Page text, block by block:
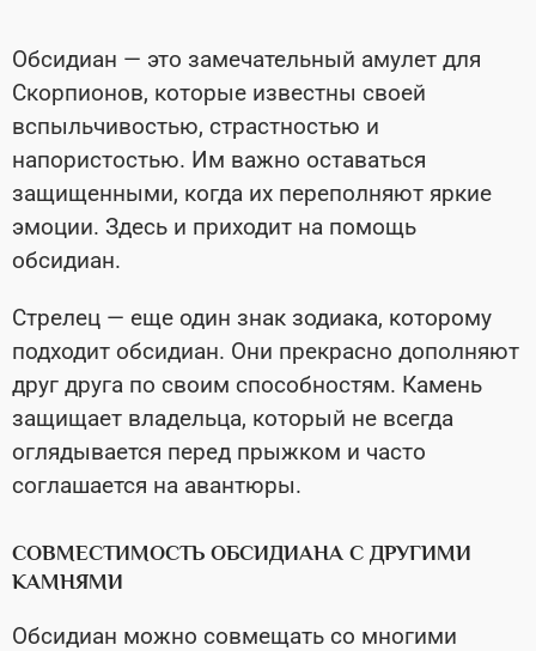
Обсидиан — это замечательный амулет для
Скорпионов, которые известны своей
вспыльчивостью, страстностью и
напористостью. Им важно оставаться
защищенными, когда их переполняют яркие
эмоции. Здесь и приходит на помощь
обсидиан.
Стрелец — еще один знак зодиака, которому
подходит обсидиан. Они прекрасно дополняют
друг друга по своим способностям. Камень
защищает владельца, который не всегда
оглядывается перед прыжком и часто
соглашается на авантюры.
СОВМЕСТИМОСТЬ ОБСИДИАНА С ДРУГИМИ
КАМНЯМИ
Обсидиан можно совмещать со многими